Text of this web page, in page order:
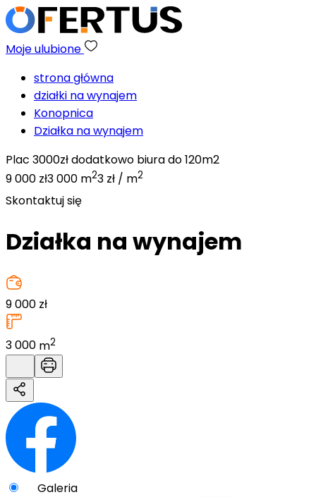
Moje ulubione
strona główna
działki na wynajem
Konopnica
Działka na wynajem
Plac 3000zł dodatkowo biura do 120m2
9 000 zł3 000 m23 zł / m2
Skontaktuj się
Działka na wynajem
9 000 zł
3 000 m2
Galeria